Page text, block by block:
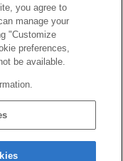
you agree to
manage your
"Customize
preferences,
be available.